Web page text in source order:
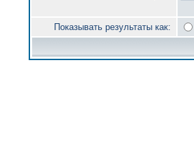
Показывать результаты как: